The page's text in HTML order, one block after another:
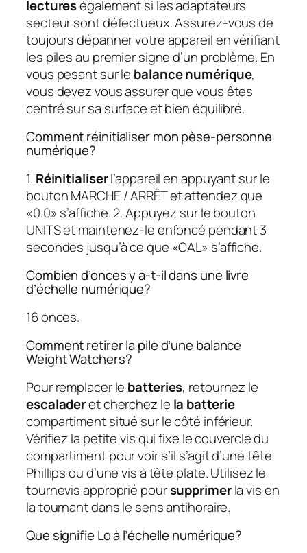
lectureségalement si les adaptateurs
secteur sont défectueux. Assurez-vous de
toujours dépanner votre appareil en vérifiant
les piles au premier signe d’un problème. En
vous pesant sur le balance numérique,
vous devez vous assurer que vous êtes
centré sur sa surface et bien équilibré.
Comment réinitialiser mon pèse-personne
numérique?
1. Réinitialiserl’appareil en appuyant sur le
bouton MARCHE / ARRÊT et attendez que
«0.0» s’affiche. 2. Appuyez sur le bouton
UNITS et maintenez-le enfoncé pendant 3
secondes jusqu’à ce que «CAL» s’affiche.
Combien d’onces y a-t-il dans une livre
d’échelle numérique?
16 onces.
Comment retirer la pile d’une balance
Weight Watchers?
Pour remplacer le batteries, retournez le
escaladeret cherchez le la batterie
compartiment situé sur le côté inférieur.
Vérifiez la petite vis qui fixe le couvercle du
compartiment pour voir s’il s’agit d’une tête
Phillips ou d’une vis à tête plate. Utilisez le
tournevis approprié poursupprimerla vis en
la tournant dans le sens antihoraire.
Que signifie Lo à l’échelle numérique?